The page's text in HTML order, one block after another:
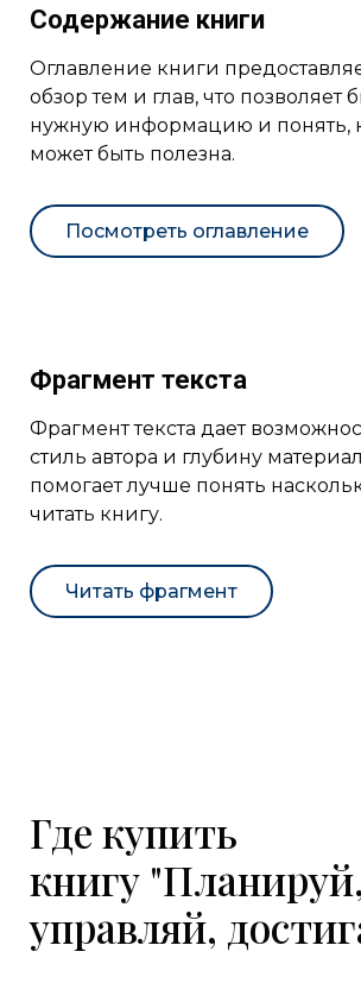
Содержание книги
Оглавление книги
обзор тем и глав, что позволяет
нужную информацию и понять,
может быть полезна.
Посмотреть оглавление
Фрагмент текста
Фрагмент текста дает
стиль автора и глубину
помогает лучше понять
читать книгу.
Читать фрагмент
Где купить
книгу "Планируй,
управляй,